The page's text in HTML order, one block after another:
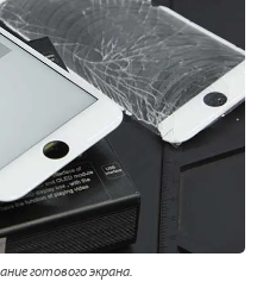
готового экрана.